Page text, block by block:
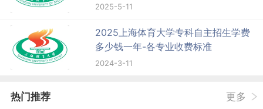
2025-5-11
2025上海体育大学专科自主招生学费
多少钱一年-各专业收费标准
2024-3-11
热门推荐 更多